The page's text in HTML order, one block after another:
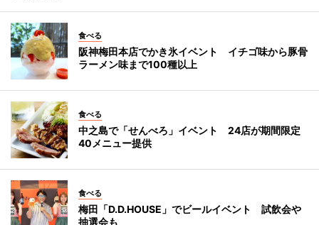
食べる
阪神梅田本店でかき氷イベント イチゴ味から豚骨
ラーメン味まで100種以上
食べる
中之島で「せんべろ」イベント 24店が期間限定
40メニュー提供
食べる
梅田「D.D.HOUSE」でビールイベント 試飲会や
抽選会も